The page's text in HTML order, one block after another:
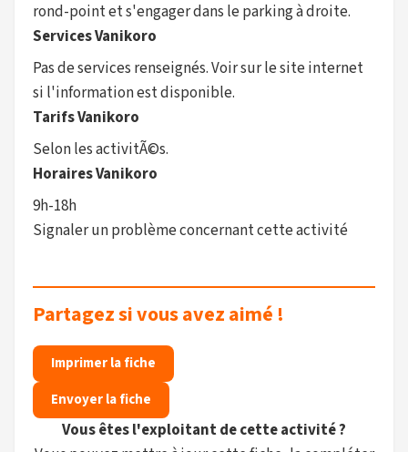
rond-point et s'engager dans le parking à droite.
Services Vanikoro
Pas de services renseignés. Voir sur le site internet
si l'information est disponible.
Tarifs Vanikoro
Selon les activitÃ©s.
Horaires Vanikoro
9h-18h
Signaler un problème concernant cette activité
Partagez si vous avez aimé !
Imprimer la fiche
Envoyer la fiche
Vous êtes l'exploitant de cette activité ?